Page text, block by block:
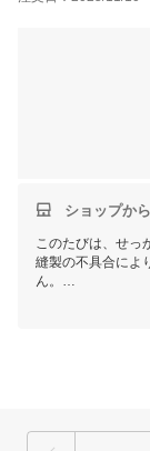
ショップか
このたびは、せっ
縫製の不具合によ
ん。